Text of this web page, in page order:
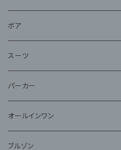
ボア
スーツ
パーカー
オールインワン
ブルゾン